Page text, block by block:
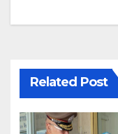
Related Post